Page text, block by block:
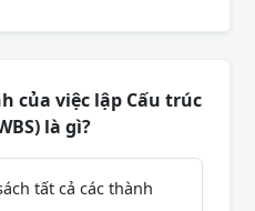
của việc lập Cấu trúc
là gì?
tất cả các thành